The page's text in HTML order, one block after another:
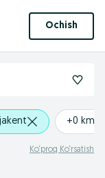
Ochish
+0 km
Ko‘proq Ko‘rsatish